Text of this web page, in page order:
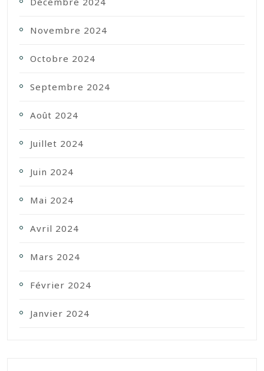
Novembre 2024
Octobre 2024
Septembre 2024
Août 2024
Juillet 2024
Juin 2024
Mai 2024
Avril 2024
Mars 2024
Février 2024
Janvier 2024